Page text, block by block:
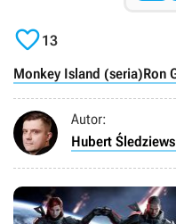
13
Monkey Island (seria)Ron
Autor:
Hubert